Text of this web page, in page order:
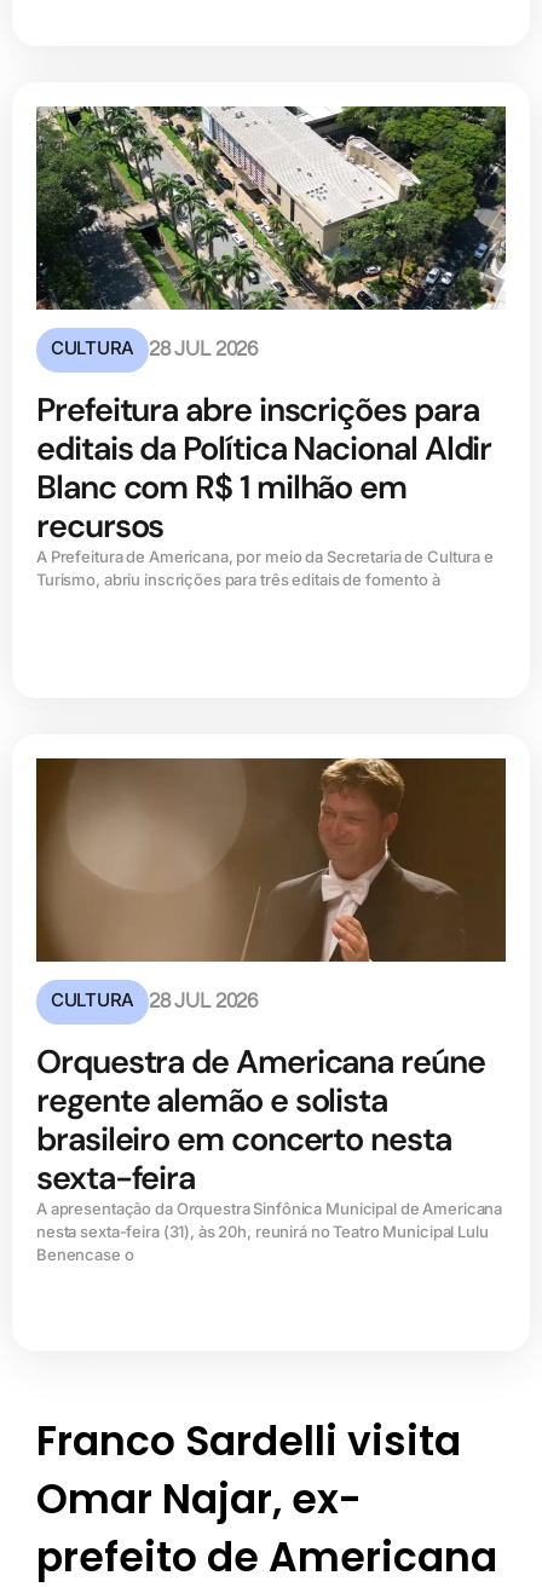
CULTURA 28 JUL 2026
Prefeitura abre inscrições para
editais da Política Nacional Aldir
Blanc com R$ 1 milhão em
recursos
A Prefeitura de Americana, por meio da Secretaria de Cultura e
Turismo, abriu inscrições para três editais de fomento à
CULTURA 28 JUL 2026
Orquestra de Americana reúne
regente alemão e solista
brasileiro em concerto nesta
sexta-feira
A apresentação da Orquestra Sinfônica Municipal de Americana
nesta sexta-feira (31), às 20h, reunirá no Teatro Municipal Lulu
Benencase o
Franco Sardelli visita
Omar Najar, ex-
prefeito de Americana